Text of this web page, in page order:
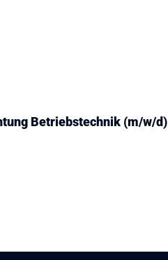
Betriebstechnik (m/w/d)